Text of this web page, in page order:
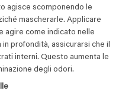
agisce scomponendo le
mascherarle. Applicare
agire come indicato nelle
profondità, assicurarsi che il
interni. Questo aumenta le
degli odori.